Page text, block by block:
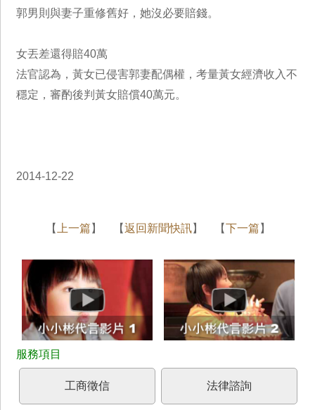
郭男則與妻子重修舊好，她沒必要賠錢。
女丟差還得賠40萬
法官認為，黃女已侵害郭妻配偶權，考量黃女經濟收入不
穩定，審酌後判黃女賠償40萬元。
2014-12-22
【 上一篇 】 【返回新聞快訊】 【下一篇 】
工商徵信 法律諮詢